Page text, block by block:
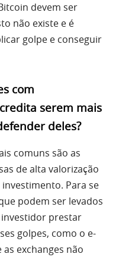
devem ser
não existe e é
golpe e conseguir
com
serem mais
deles?
comuns são as
de alta valorização
Para se
podem ser levados
investidor prestar
golpes, como o e-
exchanges não